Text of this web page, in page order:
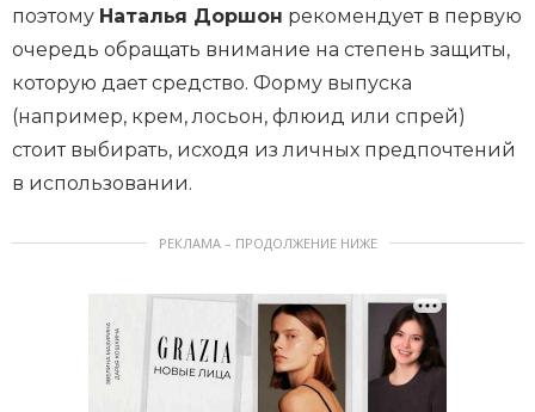
поэтому Наталья Доршон рекомендует в первую
очередь обращать внимание на степень защиты,
которую дает средство. Форму выпуска
(например, крем, лосьон, флюид или спрей)
стоит выбирать, исходя из личных предпочтений
в использовании.
РЕКЛАМА – ПРОДОЛЖЕНИЕ НИЖЕ